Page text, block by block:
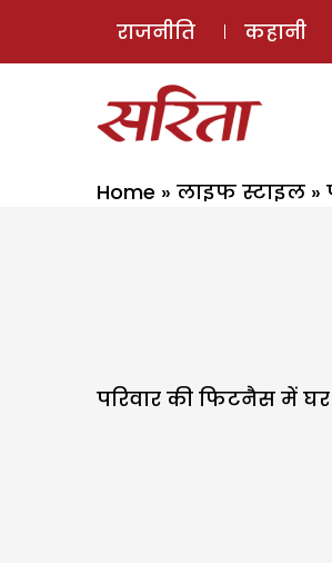
राजनीति कहानी
Home » लाइफ स्टाइल »
परिवार की फिटनैस में घर